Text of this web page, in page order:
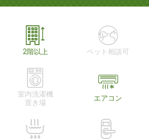
2階以上 ペット相談可
室内洗濯機
置き場
エアコン